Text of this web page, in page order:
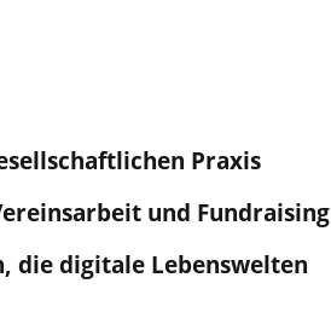
Praxis
und Fundraising
die digitale Lebenswelten